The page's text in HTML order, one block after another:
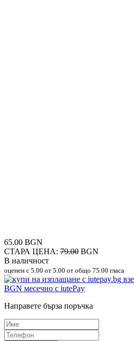
65.00 BGN
СТАРА ЦЕНА: 79.00 BGN
В наличност
оценен с 5.00 от 5.00 от общо 75.00 гласа
BGN месечно с iutePay
Направете бърза поръчка